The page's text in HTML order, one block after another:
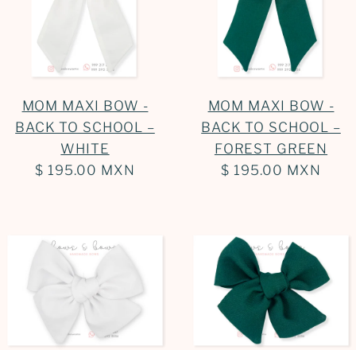
MOM MAXI BOW -
BACK TO SCHOOL –
WHITE
$ 195.00 MXN
MOM MAXI BOW -
BACK TO SCHOOL –
FOREST GREEN
$ 195.00 MXN